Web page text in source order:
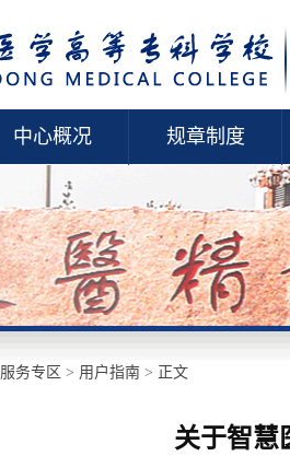
中心概况 规章制度
服务专区 > 用户指南 > 正文
关于智慧